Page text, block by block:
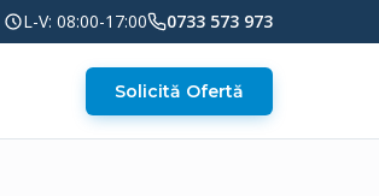
L-V: 08:00-17:00 0733 573 973
Solicită Ofertă